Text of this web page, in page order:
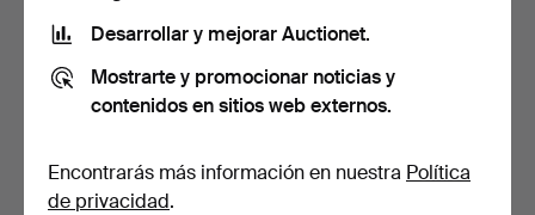
Desarrollar y mejorar Auctionet.
Mostrarte y promocionar noticias y
contenidos en sitios web externos.
Encontrarás más información en nuestra Política
de privacidad.